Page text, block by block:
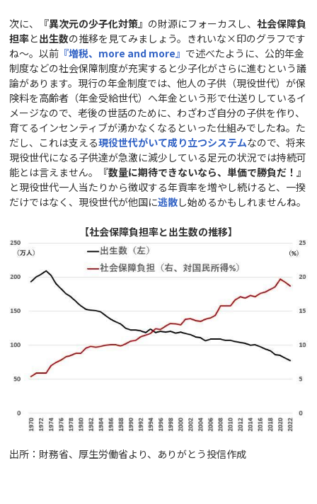
次に、 『異次元の少子化対策』 の財源にフォーカスし、社会保障負
担率と出生数の推移を見てみましょう。きれいな×印のグラフです
ね～。以前 『増税、more and more 』 で述べたように、公的年金
制度などの社会保障制度が充実すると少子化がさらに進むという議
論があります。現行の年金制度では、他人の子供（現役世代）が保
険料を高齢者（年金受給世代）へ年金という形で仕送りしているイ
メージなので、老後の世話のために、わざわざ自分の子供を作り、
育てるインセンティブが湧かなくなるといった仕組みでしたね。た
だし、これは支える現役世代がいて成り立つシステムなので、将来
現役世代になる子供達が急激に減少している足元の状況では持続可
能とは言えません。
『数量に期待できないなら、単価で勝負だ！』
と現役世代一人当たりから徴収する年貢率を増やし続けると、一揆
だけではなく、現役世代が他国に逃散し始めるかもしれませんね。
【社会保障負担率と出生数の推移】
出所：財務省、厚生労働省より、ありがとう投信作成